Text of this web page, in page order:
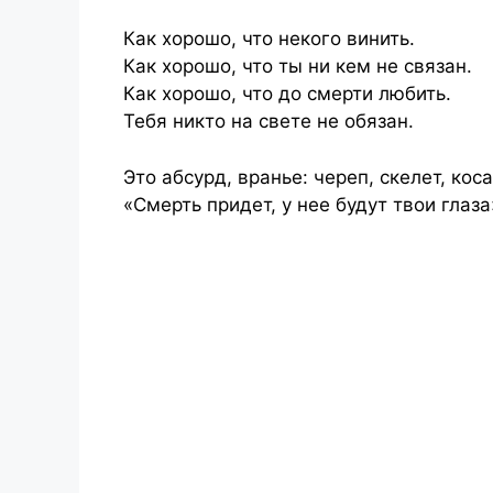
Как хорошо, что некого винить.
Как хорошо, что ты ни кем не связан.
Как хорошо, что до смерти любить.
Тебя никто на свете не обязан.
Это абсурд, вранье: череп, скелет,
«Смерть придет, у нее будут твои